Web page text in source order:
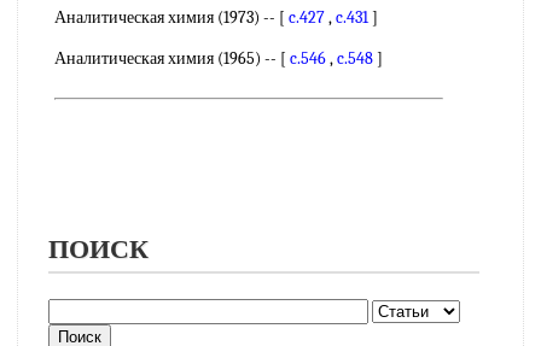
Аналитическая химия (1973) -- [ c.427,c.431]
Аналитическая химия (1965) -- [ c.546,c.548]
ПОИСК